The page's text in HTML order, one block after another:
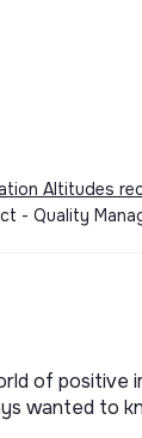
Altitudes
- Quality
of positive
wanted to